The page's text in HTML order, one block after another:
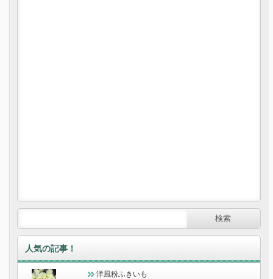
人気の記事！
洋風粉ふきいも